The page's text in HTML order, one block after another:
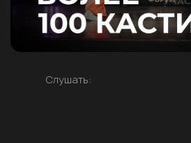
Слушать: